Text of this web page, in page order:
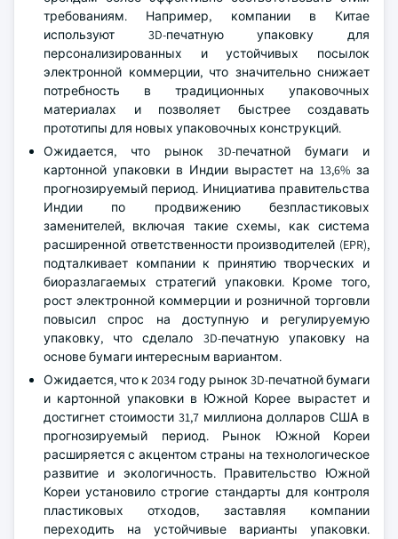
требованиям. Например, компании в Китае
используют 3D-печатную упаковку для
персонализированных и устойчивых посылок
электронной коммерции, что значительно снижает
потребность в традиционных упаковочных
материалах и позволяет быстрее создавать
прототипы для новых упаковочных конструкций.
Ожидается, что рынок 3D-печатной бумаги и
картонной упаковки в Индии вырастет на 13,6% за
прогнозируемый период. Инициатива правительства
Индии по продвижению безпластиковых
заменителей, включая такие схемы, как система
расширенной ответственности производителей (EPR),
подталкивает компании к принятию творческих и
биоразлагаемых стратегий упаковки. Кроме того,
рост электронной коммерции и розничной торговли
повысил спрос на доступную и регулируемую
упаковку, что сделало 3D-печатную упаковку на
основе бумаги интересным вариантом.
Ожидается, что к 2034 году рынок 3D-печатной бумаги
и картонной упаковки в Южной Корее вырастет и
достигнет стоимости 31,7 миллиона долларов США в
прогнозируемый период. Рынок Южной Кореи
расширяется с акцентом страны на технологическое
развитие и экологичность. Правительство Южной
Кореи установило строгие стандарты для контроля
пластиковых отходов, заставляя компании
переходить на устойчивые варианты упаковки.